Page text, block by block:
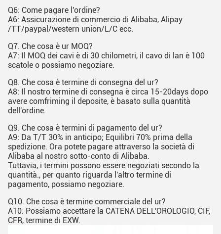
Q6: Come pagare l'ordine?
A6: Assicurazione di commercio di Alibaba, Alipay
/TT/paypal/western union/L/C ecc.
Q7. Che cosa è ur MOQ?
A7: Il MOQ dei cavi è di 30 chilometri, il cavo di lan è 100
scatole o possiamo negoziare.
Q8. Che cosa è termine di consegna del ur?
A8: Il nostro termine di consegna è circa 15-20days dopo
avere comfriming il deposite, è basato sulla quantità
dell'ordine.
Q9. Che cosa è termini di pagamento del ur?
A9: Da T/T 30% in anticipo; Equilibri 70% prima della
spedizione. Ora potete pagare attraverso la società di
Alibaba al nostro sotto-conto di Alibaba.
Tuttavia, i termini possono essere negoziati secondo la
quantità., per quanto riguarda l'altro termine di
pagamento, possiamo negoziare.
Q10. Che cosa è termine commerciale del ur?
A10: Possiamo accettare la CATENA DELL'OROLOGIO, CIF,
CFR, termine di EXW.